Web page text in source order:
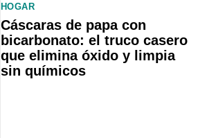
HOGAR
Cáscaras de papa con
bicarbonato: el truco casero
que elimina óxido y limpia
sin químicos